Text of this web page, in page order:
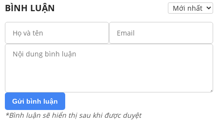
BÌNH LUẬN
Gửi bình luận
*Bình luận sẽ hiển thị sau khi được duyệt